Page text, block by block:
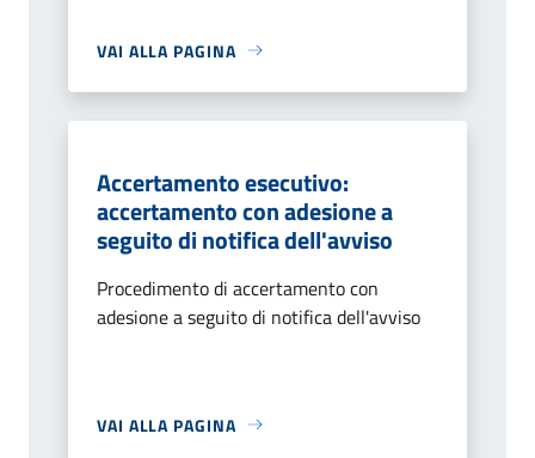
VAI ALLA PAGINA
Accertamento esecutivo:
accertamento con adesione a
seguito di notifica dell'avviso
Procedimento di accertamento con
adesione a seguito di notifica dell'avviso
VAI ALLA PAGINA